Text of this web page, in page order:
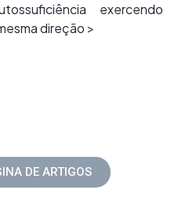
exercendo
direção >
DE ARTIGOS